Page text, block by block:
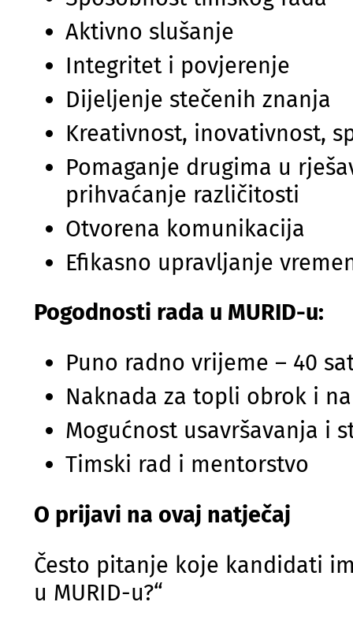
Aktivno slušanje
Integritet i povjerenje
Dijeljenje stečenih znanja
Kreativnost, inovativnost,
Pomaganje drugima u
prihvaćanje različitosti
Otvorena komunikacija
Efikasno upravljanje
Pogodnosti rada u MURID-u:
Puno radno vrijeme – 40
Naknada za topli obrok i
Mogućnost usavršavanja i
Timski rad i mentorstvo
O prijavi na ovaj natječaj
Često pitanje koje kandidati
u MURID-u?“